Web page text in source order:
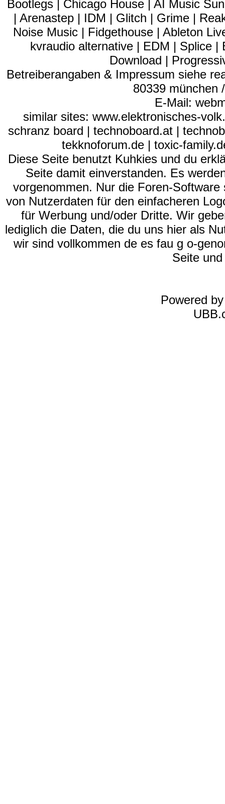
Bootlegs | Chicago House | AI Music
| Arenastep | IDM | Glitch | Grime |
Noise Music | Fidgethouse | Ableton
kvraudio alternative | EDM | Splice
Download |
Betreiberangaben & Impressum siehe
80339 münchen
E-Mail:
similar sites: www.elektronisches-
schranz board | technoboard.at |
tekknoforum.de | toxic-
Diese Seite benutzt Kuhkies und du
Seite damit einverstanden. Es
vorgenommen. Nur die Foren-
von Nutzerdaten für den einfacheren
für Werbung und/oder Dritte. Wir
lediglich die Daten, die du uns hier als
wir sind vollkommen de es fau g o-
Seite
Powered